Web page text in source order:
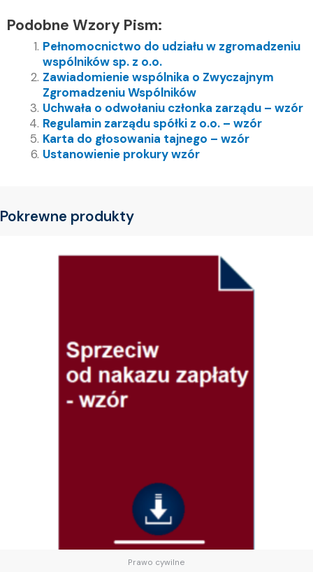
Podobne Wzory Pism:
Pełnomocnictwo do udziału w zgromadzeniu
wspólników sp. z o.o.
Zawiadomienie wspólnika o Zwyczajnym
Zgromadzeniu Wspólników
Uchwała o odwołaniu członka zarządu – wzór
Regulamin zarządu spółki z o.o. – wzór
Karta do głosowania tajnego – wzór
Ustanowienie prokury wzór
Pokrewne produkty
Prawo cywilne